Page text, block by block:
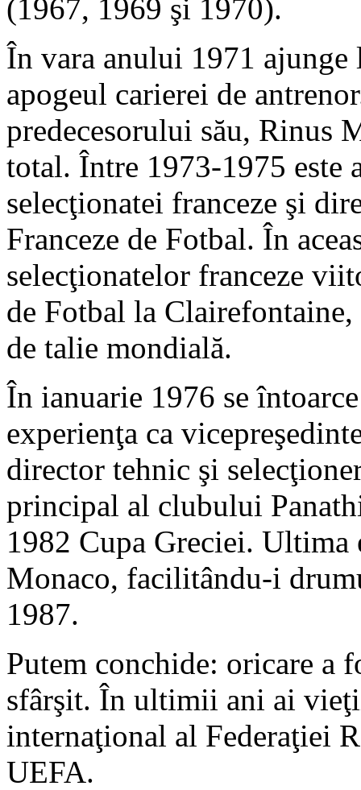
(1967, 1969 şi 1970).
În vara anului 1971
apogeul carierei de
predecesorului său,
total. Între 1973-1975 este
selecţionatei franceze şi
Franceze de Fotbal. În
selecţionatelor franceze
de Fotbal la
de talie mondială.
În ianuarie 1976 se
experienţa ca
director tehnic şi
principal al clubului
1982 Cupa Greciei. Ultima
Monaco, facilitându-i
1987.
Putem conchide: oricare a
sfârşit. În ultimii ani ai
internaţional al Federaţiei
UEFA.